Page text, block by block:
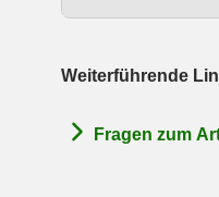
Weiterführende
Fragen zum